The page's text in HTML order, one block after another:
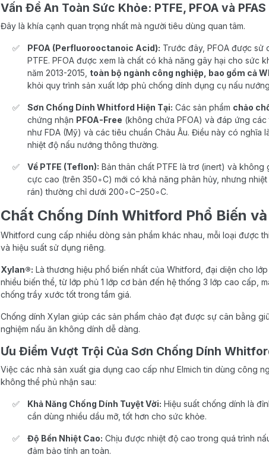
Vấn Đề An Toàn Sức Khỏe: PTFE, PFOA và PFAS
Đây là khía cạnh quan trọng nhất mà người tiêu dùng quan tâm.
PFOA (Perfluorooctanoic Acid): Trước đây, PFOA được sử
PTFE. PFOA được xem là chất có khả năng gây hại cho sức
năm 2013-2015, toàn bộ ngành công nghiệp, bao gồm cả
khỏi quy trình sản xuất lớp phủ chống dính dụng cụ nấu
Sơn Chống Dính Whitford Hiện Tại: Các sản phẩm chảo
chứng nhận PFOA-Free (không chứa PFOA) và đáp ứng
như FDA (Mỹ) và các tiêu chuẩn Châu Âu. Điều này có nghĩa
nhiệt độ nấu nướng thông thường.
Về PTFE (Teflon): Bản thân chất PTFE là trơ (inert) và
cực cao (trên 350∘C) mới có khả năng phân hủy, nhưng
rán) thường chỉ dưới 200∘C−250∘C.
Chất Chống Dính Whitford Phổ Biến
Whitford cung cấp nhiều dòng sản phẩm khác nhau, mỗi loại được
và hiệu suất sử dụng riêng.
Xylan®: Là thương hiệu phổ biến nhất của Whitford, đại diện cho
nhiều biến thể, từ lớp phủ 1 lớp cơ bản đến hệ thống 3 lớp cao cấp,
chống trầy xước tốt trong tầm giá.
Chống dính Xylan giúp các sản phẩm chảo đạt được sự cân bằng
nghiệm nấu ăn không dính dễ dàng.
Ưu Điểm Vượt Trội Của Sơn Chống Dính
Việc các nhà sản xuất gia dụng cao cấp như Elmich tin dùng công
không thể phủ nhận sau:
Khả Năng Chống Dính Tuyệt Vời: Hiệu suất chống dính là
cần dùng nhiều dầu mỡ, tốt hơn cho sức khỏe.
Độ Bền Nhiệt Cao: Chịu được nhiệt độ cao trong quá trình
đảm bảo tính an toàn.